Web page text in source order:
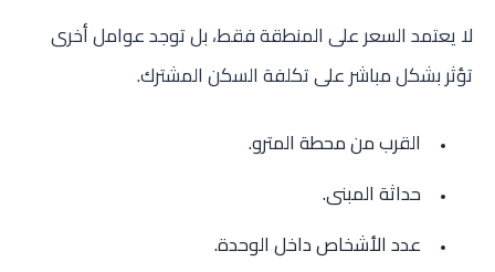
لا يعتمد السعر على المنطقة فقط، بل توجد عوامل أخرى
تؤثر بشكل مباشر على تكلفة السكن المشترك.
القرب من محطة المترو.
حداثة المبنى.
عدد الأشخاص داخل الوحدة.